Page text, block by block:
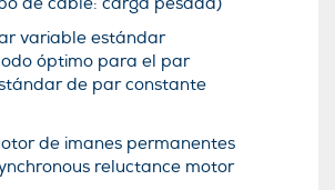
variable estándar
óptimo para el par
de par constante
de imanes permanentes
reluctance motor